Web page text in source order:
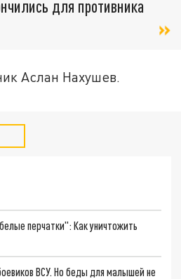
для противника
Аслан Нахушев.
перчатки": Как уничтожить
ВСУ. Но беды для малышей не